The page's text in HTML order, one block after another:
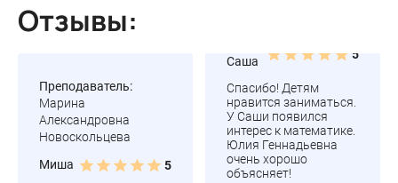
Отзывы:
Преподаватель:
Марина
Александровна
Новоскольцева
Миша
5
Саша
5
Спасибо! Детям
нравится заниматься.
У Саши появился
интерес к математике.
Юлия Геннадьевна
очень хорошо
объясняет!